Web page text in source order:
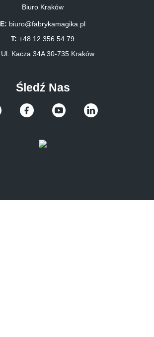
Biuro Kraków
E: biuro@fabrykamagika.pl
T: +48 12 356 54 79
Ul. Kacza 34A 30-735 Kraków
Śledź Nas